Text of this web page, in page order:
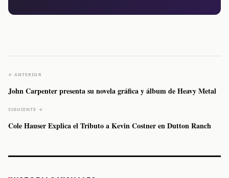
← ANTERIOR
John Carpenter presenta su novela gráfica y álbum de Heavy Metal
SIGUIENTE →
Cole Hauser Explica el Tributo a Kevin Costner en Dutton Ranch
Caifanes regresa
Fallece Felipe